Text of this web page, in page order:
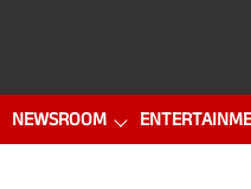
NEWSROOM